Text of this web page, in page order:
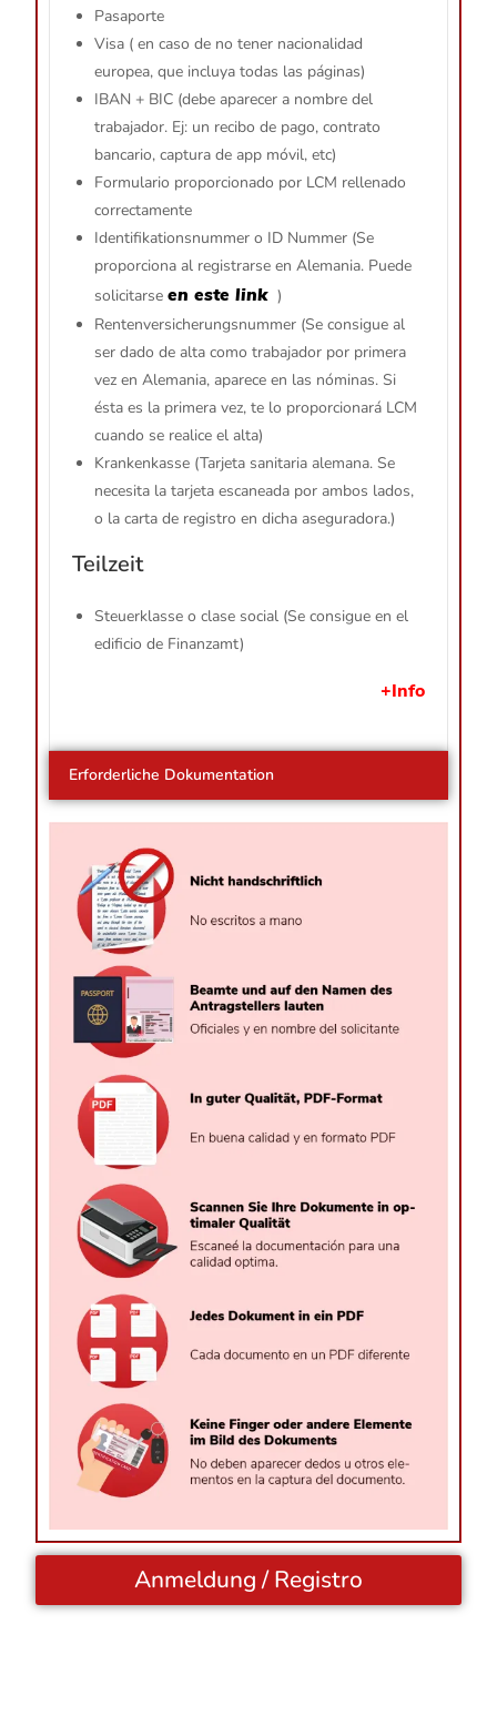
Pasaporte
Visa ( en caso de no tener nacionalidad
europea, que incluya todas las páginas)
IBAN + BIC (debe aparecer a nombre del
trabajador. Ej: un recibo de pago, contrato
bancario, captura de app móvil, etc)
Formulario proporcionado por LCM rellenado
correctamente
Identifikationsnummer o ID Nummer (Se
proporciona al registrarse en Alemania. Puede
solicitarseen este link )
Rentenversicherungsnummer (Se consigue al
ser dado de alta como trabajador por primera
vez en Alemania, aparece en las nóminas. Si
ésta es la primera vez, te lo proporcionará LCM
cuando se realice el alta)
Krankenkasse (Tarjeta sanitaria alemana. Se
necesita la tarjeta escaneada por ambos lados,
o la carta de registro en dicha aseguradora.)
Teilzeit
Steuerklasse o clase social (Se consigue en el
edificio de Finanzamt)
+Info
Erforderliche Dokumentation
Anmeldung / Registro